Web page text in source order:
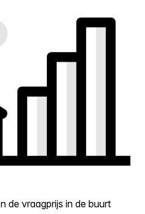
de vraagprijs in de buurt